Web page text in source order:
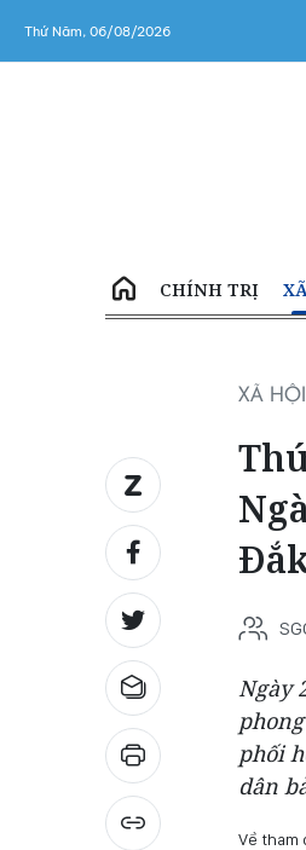
Thứ Năm, 06/08/2026
CHÍNH TRỊ
XÃ HỘI
Ngày
phối
dân
Về tham